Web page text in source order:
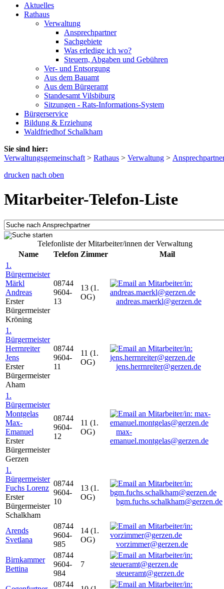
Aktuelles
Rathaus
Verwaltung
Ansprechpartner
Sachgebiete
Was erledige ich wo?
Steuern, Abgaben und Gebühren
Ver- und Entsorgung
Aus dem Bauamt
Aus dem Bürgeramt
Standesamt Vilsbiburg
Sitzungen - Rats-Informations-System
Bürgerservice
Bildung & Erziehung
Waldfriedhof Schalkham
Sie sind hier:
Verwaltungsgemeinschaft > Rathaus > Verwaltung >
drucken nach oben
Mitarbeiter-Telefon-Liste
Telefonliste der Mitarbeiter/innen der Verwaltung
Name
Telefon Zimmer
Mail
1.
Bürgermeister
Märkl
Andreas
Erster
Bürgermeister
Kröning
08744
9604-
13
13 (1.
OG)
andreas.maerkl@gerzen.de
1.
Bürgermeister
Herrnreiter
Jens
Erster
Bürgermeister
Aham
08744
9604-
11
11 (1.
OG)
jens.herrnreiter@gerzen.de
1.
Bürgermeister
Montgelas
Max-
Emanuel
Erster
Bürgermeister
Gerzen
08744
9604-
12
11 (1.
OG)
max-
emanuel.montgelas@gerzen.de
1.
Bürgermeister
Fuchs Lorenz
Erster
Bürgermeister
Schalkham
08744
9604-
10
13 (1.
OG)
bgm.fuchs.schalkham@gerzen.de
Arends
Svetlana
08744
9604-
985
14 (1.
OG)
vorzimmer@gerzen.de
Birnkammer
Bettina
08744
9604-
984
7
steueramt@gerzen.de
08744